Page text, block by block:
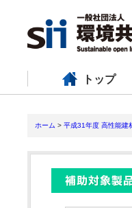
トップ
ホーム > 平成31年度 高性能建